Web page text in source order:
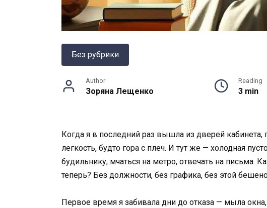
Без рубрики
Author
Зоряна Лещенко
Reading
3 min
Когда я в последний раз вышла из дверей кабинета,
легкость, будто гора с плеч. И тут же — холодная
будильнику, мчаться на метро, отвечать на письма.
теперь? Без должности, без графика, без этой
Первое время я забивала дни до отказа — мыла